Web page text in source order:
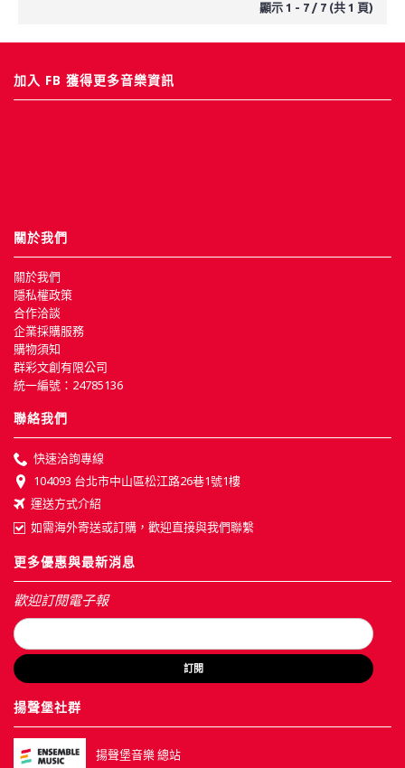
顯示 1 - 7 / 7 (共 1 頁)
加入 FB 獲得更多音樂資訊
關於我們
關於我們
隱私權政策
合作洽談
企業採購服務
購物須知
群彩文創有限公司
統一編號：24785136
聯絡我們
快速洽詢專線
104093 台北市中山區松江路26巷1號1樓
運送方式介紹
如需海外寄送或訂購，歡迎直接與我們聯繫
更多優惠與最新消息
歡迎訂閱電子報
訂閱
揚聲堡社群
揚聲堡音樂 總站